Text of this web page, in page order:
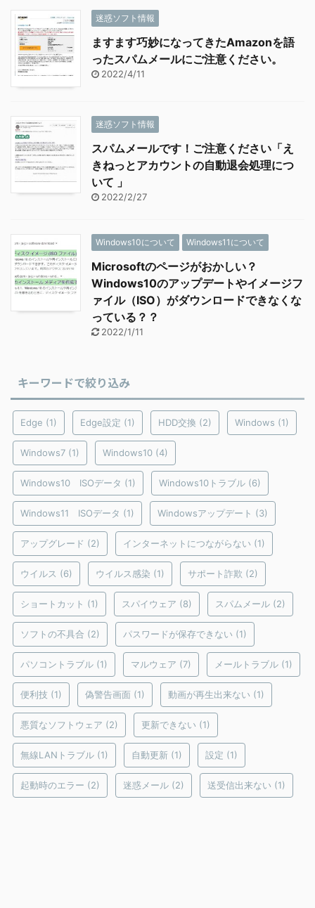
迷惑ソフト情報
ますます巧妙になってきたAmazonを語
ったスパムメールにご注意ください。
2022/4/11
迷惑ソフト情報
スパムメールです！ご注意ください「え
きねっとアカウントの自動退会処理につ
いて 」
2022/2/27
Windows10について Windows11について
Microsoftのページがおかしい？
Windows10のアップデートやイメージフ
ァイル（ISO）がダウンロードできなくな
っている？？
2022/1/11
キーワードで絞り込み
Edge (1) Edge設定 (1) HDD交換 (2) Windows (1)
Windows7 (1) Windows10 (4)
Windows10 ISOデータ (1) Windows10トラブル (6)
Windows11 ISOデータ (1) Windowsアップデート (3)
アップグレード (2) インターネットにつながらない (1)
ウイルス (6) ウイルス感染 (1) サポート詐欺 (2)
ショートカット (1) スパイウェア (8) スパムメール (2)
ソフトの不具合 (2) パスワードが保存できない (1)
パソコントラブル (1) マルウェア (7) メールトラブル (1)
便利技 (1) 偽警告画面 (1) 動画が再生出来ない (1)
悪質なソフトウェア (2) 更新できない (1)
無線LANトラブル (1) 自動更新 (1) 設定 (1)
起動時のエラー (2) 迷惑メール (2) 送受信出来ない (1)